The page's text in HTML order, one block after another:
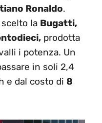
Ronaldo.
la Bugatti,
prodotta
i potenza. Un
in soli 2,4
e dal costo di 8